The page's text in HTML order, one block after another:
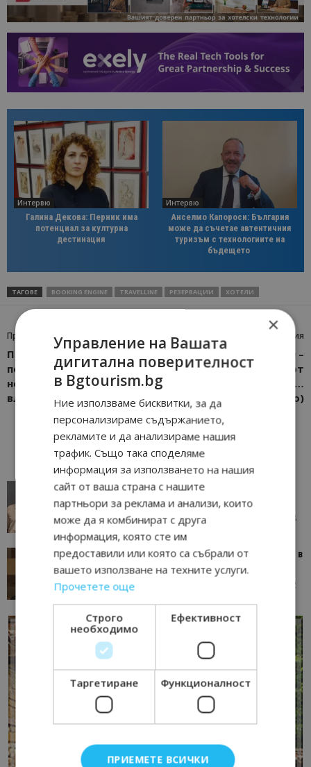
Интервю
Галина Декова: Перник има
потенциал за културна
дестинация
Интервю
Анселмо Капороси: България
може да съчетае автентичния
туризъм с технологиите на
бъдещето
ТАГОВЕ BOOKING ENGINE TRAVELLINE РЕЗЕРВАЦИИ ХОТЕЛИ
Предишна статия
Португалия въвежда от
полунощ изискване за
негативен PCR при
влизане в страната
Следваща статия
Катарино СПА Хотел –
вдъхновени от
природата…
(снимки+видео)
AI в туризма: защо камериерка може да се
окаже по-трудна за...
AI Travel Economy с Елица Стоилова 05/08/2026 08:28
Тим Браун: Хотелите губят пари заради грешки в
данните и липсващи...
AI Travel Economy с Елица Стоилова 13/07/2026 09:02
×
Управление на Вашата
дигитална поверителност
в Bgtourism.bg
Ние използваме бисквитки, за да
персонализираме съдържанието,
рекламите и да анализираме нашия
трафик. Също така споделяме
информация за използването на нашия
сайт от ваша страна с нашите
партньори за реклама и анализи, които
може да я комбинират с друга
информация, която сте им
предоставили или която са събрали от
вашето използване на техните услуги.
Прочетете още
Строго
необходимо
Ефективност
Таргетиране Функционалност
ПРИЕМЕТЕ ВСИЧКИ